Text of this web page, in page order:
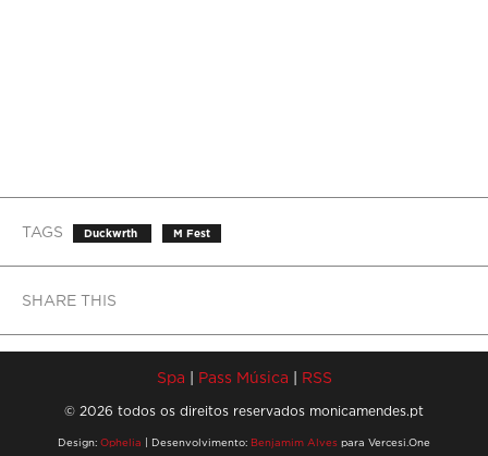
TAGS Duckwrth M Fest
SHARE THIS
Spa | Pass Música | RSS
© 2026 todos os direitos reservados monicamendes.pt
Design: Ophelia | Desenvolvimento: Benjamim Alves para Vercesi.One